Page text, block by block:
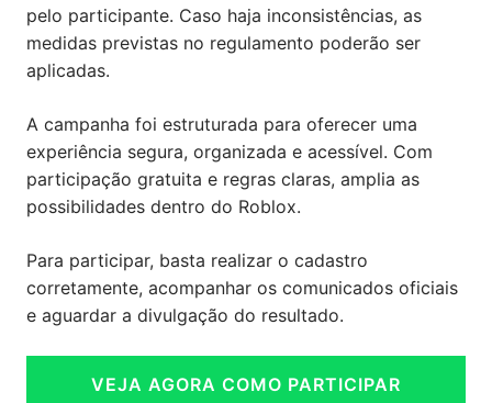
pelo participante. Caso haja inconsistências, as
medidas previstas no regulamento poderão ser
aplicadas.
A campanha foi estruturada para oferecer uma
experiência segura, organizada e acessível. Com
participação gratuita e regras claras, amplia as
possibilidades dentro do Roblox.
Para participar, basta realizar o cadastro
corretamente, acompanhar os comunicados oficiais
e aguardar a divulgação do resultado.
VEJA AGORA COMO PARTICIPAR